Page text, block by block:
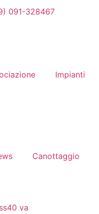
091-328467
Impianti
Canottaggio
va